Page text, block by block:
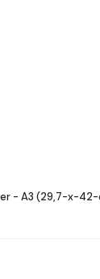
- A3 (29,7-x-